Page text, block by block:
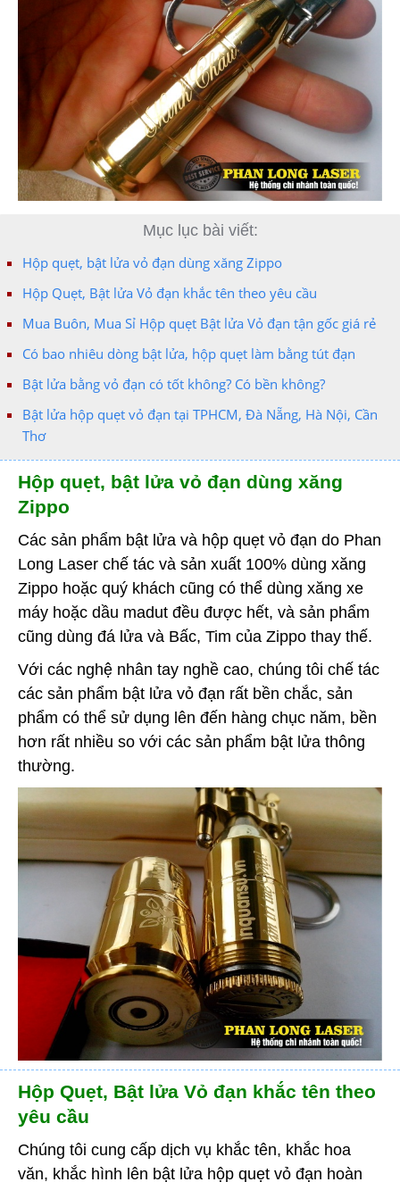
Mục lục bài viết:
Hộp quẹt, bật lửa vỏ đạn dùng xăng Zippo
Hộp Quẹt, Bật lửa Vỏ đạn khắc tên theo yêu cầu
Mua Buôn, Mua Sỉ Hộp quẹt Bật lửa Vỏ đạn tận gốc giá rẻ
Có bao nhiêu dòng bật lửa, hộp quẹt làm bằng tút đạn
Bật lửa bằng vỏ đạn có tốt không? Có bền không?
Bật lửa hộp quẹt vỏ đạn tại TPHCM, Đà Nẵng, Hà Nội, Cần
Thơ
Hộp quẹt, bật lửa vỏ đạn dùng xăng
Zippo
Các sản phẩm bật lửa và hộp quẹt vỏ đạn do Phan
Long Laser chế tác và sản xuất 100% dùng xăng
Zippo hoặc quý khách cũng có thể dùng xăng xe
máy hoặc dầu madut đều được hết, và sản phẩm
cũng dùng đá lửa và Bấc, Tim của Zippo thay thế.
Với các nghệ nhân tay nghề cao, chúng tôi chế tác
các sản phẩm bật lửa vỏ đạn rất bền chắc, sản
phẩm có thể sử dụng lên đến hàng chục năm, bền
hơn rất nhiều so với các sản phẩm bật lửa thông
thường.
Hộp Quẹt, Bật lửa Vỏ đạn khắc tên theo
yêu cầu
Chúng tôi cung cấp dịch vụ khắc tên, khắc hoa
văn, khắc hình lên bật lửa hộp quẹt vỏ đạn hoàn